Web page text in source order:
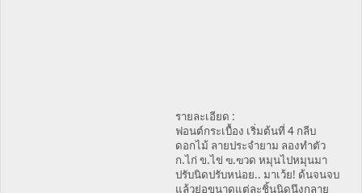
รายละเอียด :
ฟอนต์กระเบื้อง เริ่มต้นที่ 4 กลีบ
ดอกไม้ ลายประจำยาม ลองทำตัว
ก.ไก่ ข.ไข่ ฃ.ฃวด หมุนไปหมุนมา
ปรับนิดปรับหน่อย.. มาเว้ย! ด้นจนจบ
แล้วย่อขนาดแต่ละชิ้นนิดนึงกลาย